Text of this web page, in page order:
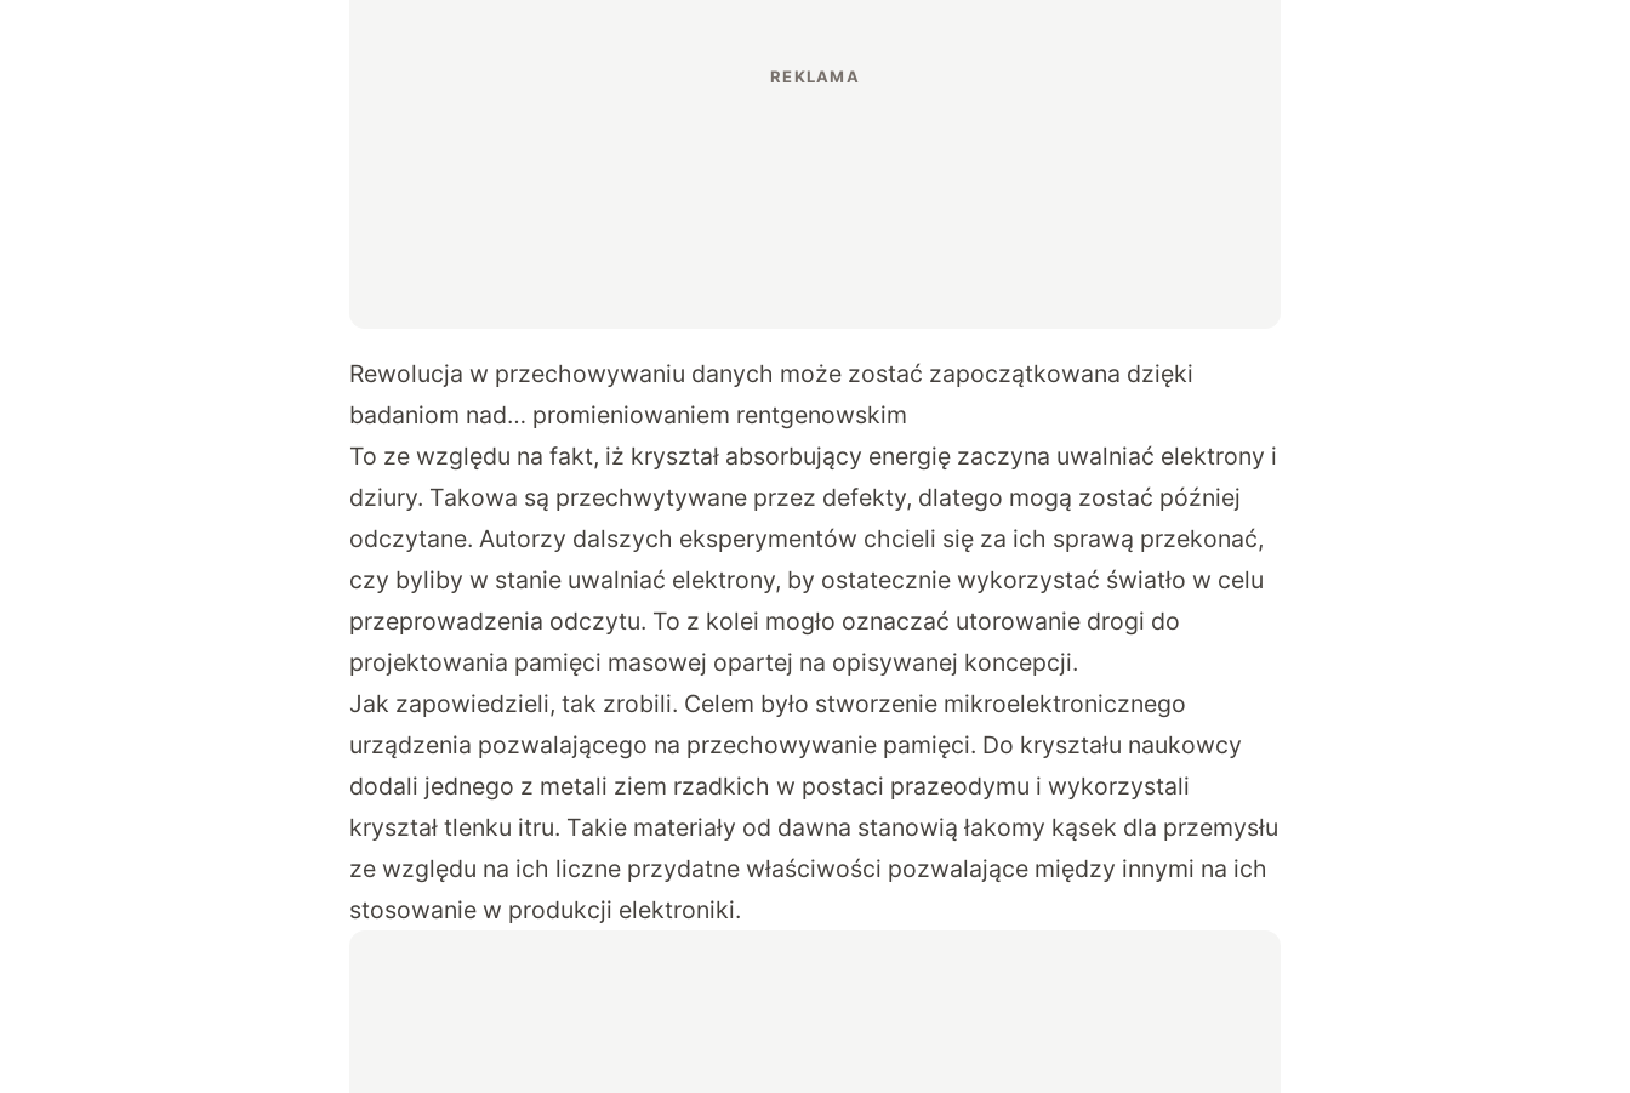
Rewolucja w przechowywaniu danych może zostać zapoczątkowana dzięki
badaniom nad… promieniowaniem rentgenowskim
To ze względu na fakt, iż kryształ absorbujący energię zaczyna uwalniać elektrony i
dziury. Takowa są przechwytywane przez defekty, dlatego mogą zostać później
odczytane. Autorzy dalszych eksperymentów chcieli się za ich sprawą przekonać,
czy byliby w stanie uwalniać elektrony, by ostatecznie wykorzystać światło w celu
przeprowadzenia odczytu. To z kolei mogło oznaczać utorowanie drogi do
projektowania pamięci masowej opartej na opisywanej koncepcji.
Jak zapowiedzieli, tak zrobili. Celem było stworzenie mikroelektronicznego
urządzenia pozwalającego na przechowywanie pamięci. Do kryształu naukowcy
dodali jednego z metali ziem rzadkich w postaci prazeodymu i wykorzystali
kryształ tlenku itru. Takie materiały od dawna stanowią łakomy kąsek dla przemysłu
ze względu na ich liczne przydatne właściwości pozwalające między innymi na ich
stosowanie w produkcji elektroniki.